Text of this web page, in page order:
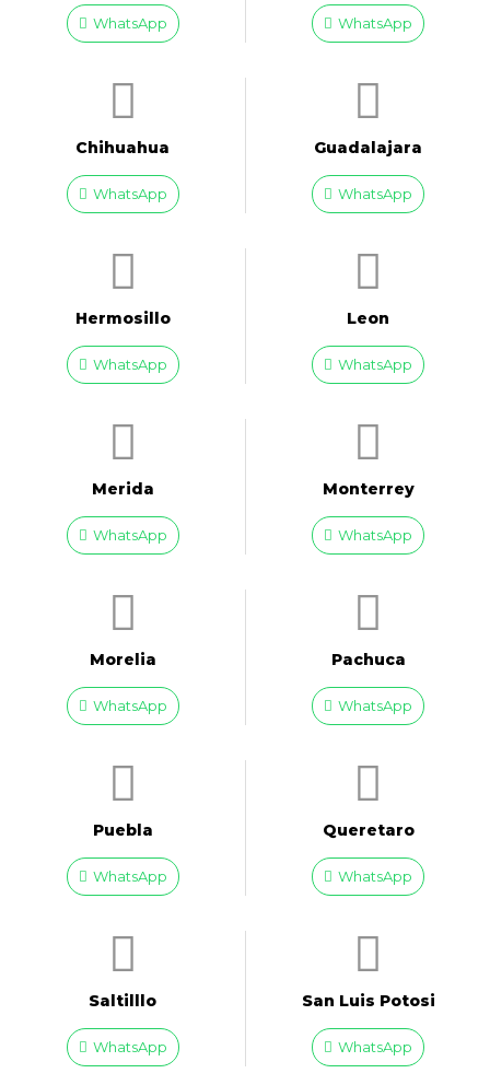
WhatsApp WhatsApp
Chihuahua
WhatsApp
Guadalajara
WhatsApp
Hermosillo
WhatsApp
Leon
WhatsApp
Merida
WhatsApp
Monterrey
WhatsApp
Morelia
WhatsApp
Pachuca
WhatsApp
Puebla
WhatsApp
Queretaro
WhatsApp
Saltilllo
WhatsApp
San Luis Potosi
WhatsApp